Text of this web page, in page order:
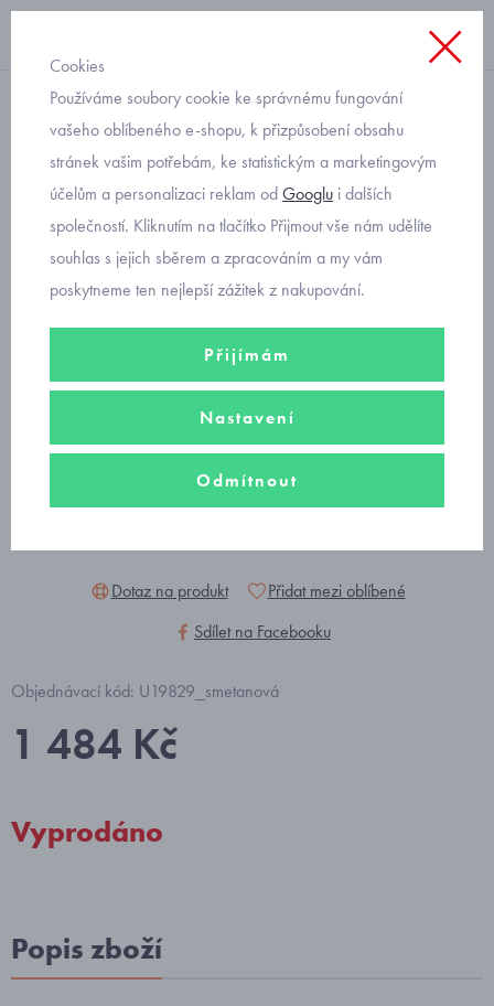
kombinéza
kojenecká zimní kombinéza
Mayoral 2675-74
Dotaz na produkt
Přidat mezi oblíbené
Sdílet na Facebooku
Objednávací kód: U19829_smetanová
1 484 Kč
Vyprodáno
Popis zboží
Cookies
Používáme soubory cookie ke správnému fungování
vašeho oblíbeného e-shopu, k přizpůsobení obsahu
stránek vašim potřebám, ke statistickým a marketingovým
účelům a personalizaci reklam odGooglu i dalších
společností. Kliknutím na tlačítko Přijmout vše nám udělíte
souhlas s jejich sběrem a zpracováním a my vám
poskytneme ten nejlepší zážitek z nakupování.
Přijímám
Nastavení
Odmítnout